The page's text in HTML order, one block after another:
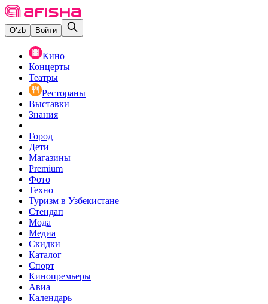
O‘zb Войти
Кино
Концерты
Театры
Рестораны
Выставки
Знания
Город
Дети
Магазины
Premium
Фото
Техно
Туризм в Узбекистане
Стендап
Мода
Медиа
Скидки
Каталог
Спорт
Кинопремьеры
Авиа
Календарь